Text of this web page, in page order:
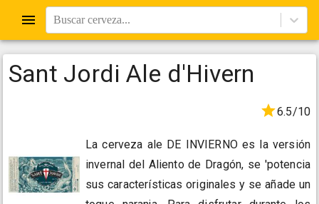
Buscar cerveza...
Sant Jordi Ale d'Hivern
6.5/10
La cerveza ale DE INVIERNO es la versión
invernal del Aliento de Dragón, se 'potencia
sus características originales y se añade un